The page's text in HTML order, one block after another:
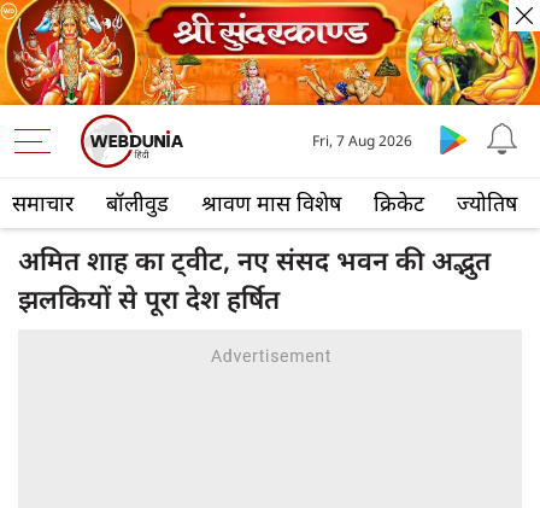
समाचार बॉलीवुड श्रावण मास विशेष क्रिकेट ज्योतिष
Fri, 7 Aug 2026
अमित शाह का ट्वीट, नए संसद भवन की अद्भुत
झलकियों से पूरा देश हर्षित